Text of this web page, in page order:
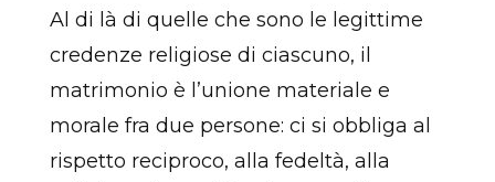
Al di là di quelle che sono le legittime
credenze religiose di ciascuno, il
matrimonio è l’unione materiale e
morale fra due persone: ci si obbliga al
rispetto reciproco, alla fedeltà, alla